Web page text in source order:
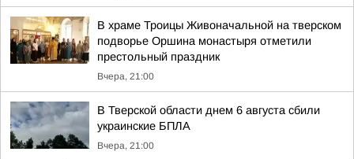
В храме Троицы Живоначальной на тверском
подворье Оршина монастыря отметили
престольный праздник
Вчера, 21:00
В Тверской области днем 6 августа сбили
украинские БПЛА
Вчера, 21:00